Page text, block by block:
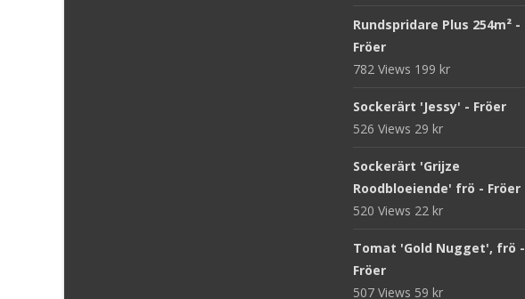
Rundspridare Plus 254m² -
Fröer
782 Views 199 kr
Sockerärt 'Jessy' - Fröer
526 Views 29 kr
Sockerärt 'Grijze
Roodbloeiende' frö - Fröer
520 Views 22 kr
Tomat 'Gold Nugget', frö -
Fröer
507 Views 59 kr